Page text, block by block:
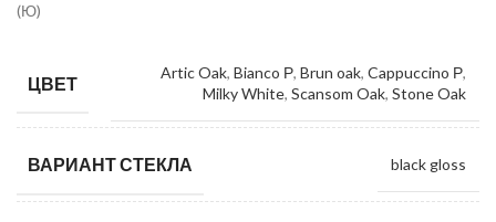
(Ю)
ЦВЕТ Artic Oak, Bianco Р, Brun oak, Cappuccino Р,
Milky White, Scansom Oak, Stone Oak
ВАРИАНТ СТЕКЛА black gloss